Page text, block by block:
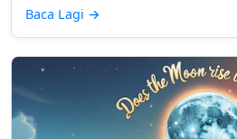
Baca Lagi →